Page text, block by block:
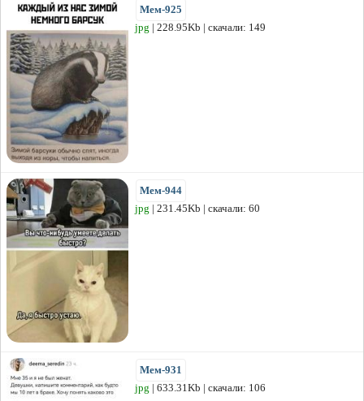
Мем-925
jpg | 228.95Kb | скачали: 149
Мем-944
jpg | 231.45Kb | скачали: 60
Мем-931
jpg | 633.31Kb | скачали: 106